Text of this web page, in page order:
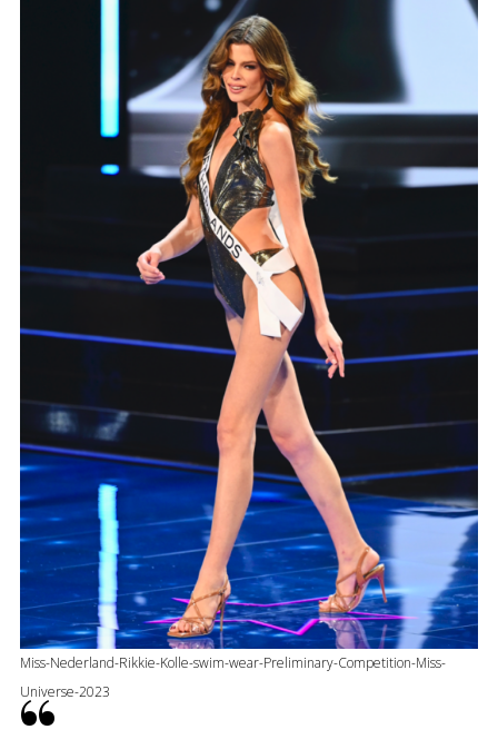
Miss-Nederland-Rikkie-Kolle-swim-wear-Preliminary-Competition-Miss-
Universe-2023